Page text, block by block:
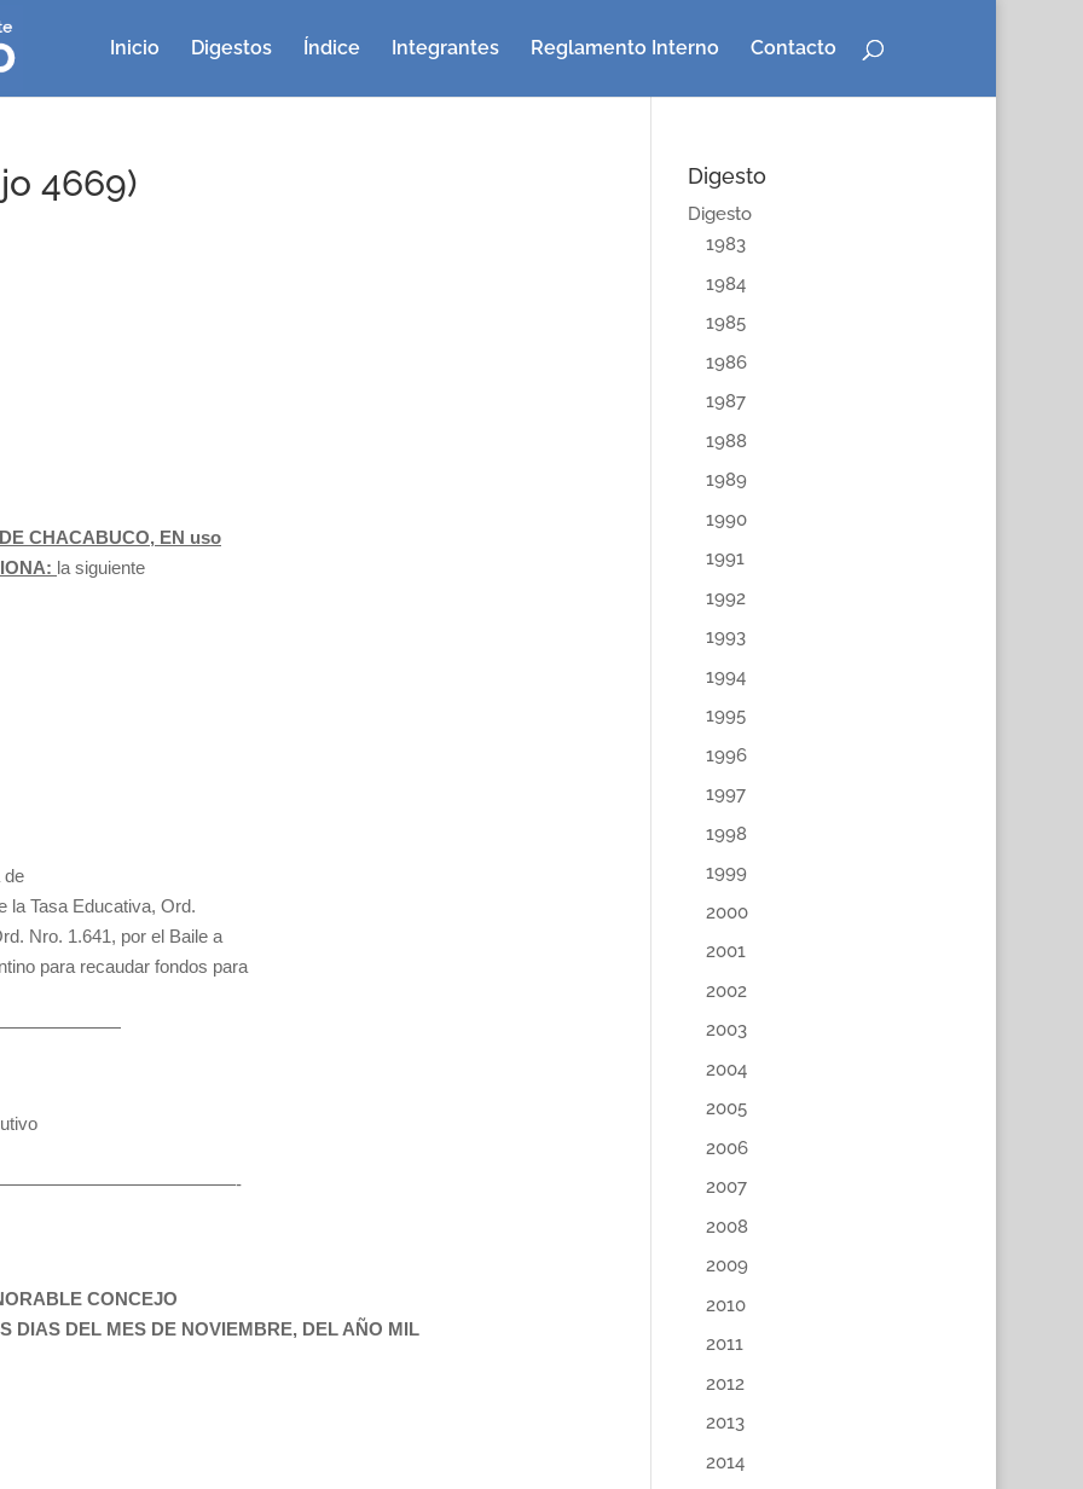
Inicio Digestos Índice Integrantes Reglamento Interno Contacto
4669)
CHACABUCO, EN uso
la siguiente
de
la Tasa Educativa, Ord.
Nro. 1.641, por el Baile a
para recaudar fondos para
CONCEJO
DIAS DEL MES DE NOVIEMBRE, DEL AÑO MIL
Digesto
Digesto
1983
1984
1985
1986
1987
1988
1989
1990
1991
1992
1993
1994
1995
1996
1997
1998
1999
2000
2001
2002
2003
2004
2005
2006
2007
2008
2009
2010
2011
2012
2013
2014